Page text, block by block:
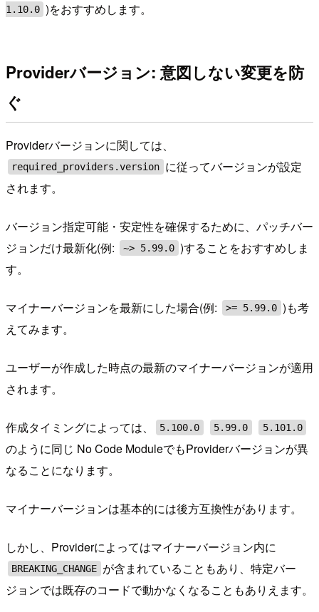
1.10.0 )をおすすめします。
Providerバージョン: 意図しない変更を防
ぐ
Providerバージョンに関しては、
required_providers.version に従ってバージョンが設定
されます。
バージョン指定可能・安定性を確保するために、パッチバー
ジョンだけ最新化(例:
~> 5.99.0 )することをおすすめしま
す。
マイナーバージョンを最新にした場合(例: >= 5.99.0 )も考
えてみます。
ユーザーが作成した時点の最新のマイナーバージョンが適用
されます。
作成タイミングによっては、 5.100.0 5.99.0 5.101.0
のように同じ No Code ModuleでもProviderバージョンが異
なることになります。
マイナーバージョンは基本的には後方互換性があります。
しかし、Providerによってはマイナーバージョン内に
BREAKING_CHANGE が含まれていることもあり、特定バー
ジョンでは既存のコードで動かなくなることもありえます。